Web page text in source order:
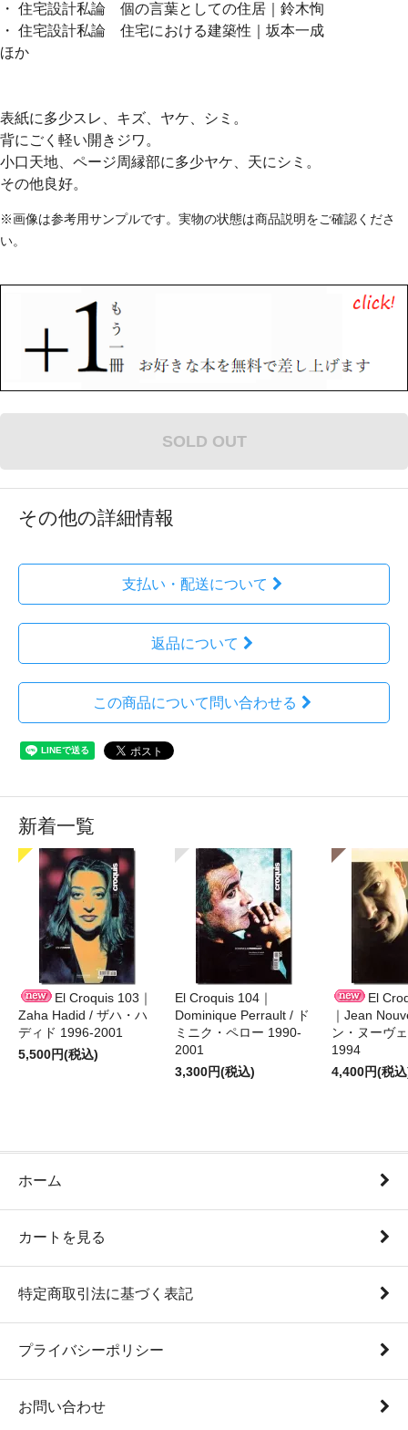
・ 住宅設計私論 個の言葉としての住居｜鈴木恂
・ 住宅設計私論 住宅における建築性｜坂本一成
ほか
表紙に多少スレ、キズ、ヤケ、シミ。
背にごく軽い開きジワ。
小口天地、ページ周縁部に多少ヤケ、天にシミ。
その他良好。
※画像は参考用サンプルです。実物の状態は商品説明をご確認くださ
い。
SOLD OUT
その他の詳細情報
支払い・配送について
返品について
この商品について問い合わせる
新着一覧
El Croquis 103｜
Zaha Hadid / ザハ・ハ
ディド 1996-2001
5,500円(税込)
El Croquis 104｜
Dominique Perrault / ド
ミニク・ペロー 1990-
2001
3,300円(税込)
El
｜Jean
ン・ヌーヴ
1994
4,400円(税
ホーム
カートを見る
特定商取引法に基づく表記
プライバシーポリシー
お問い合わせ